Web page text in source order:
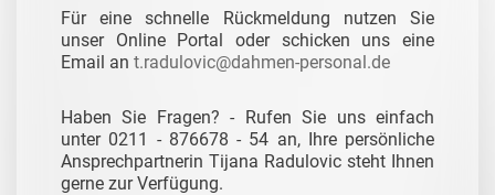
Für eine schnelle Rückmeldung nutzen Sie
unser Online Portal oder schicken uns eine
Email an t.radulovic@dahmen-personal.de
Haben Sie Fragen? - Rufen Sie uns einfach
unter 0211 - 876678 - 54 an, Ihre persönliche
Ansprechpartnerin Tijana Radulovic steht Ihnen
gerne zur Verfügung.